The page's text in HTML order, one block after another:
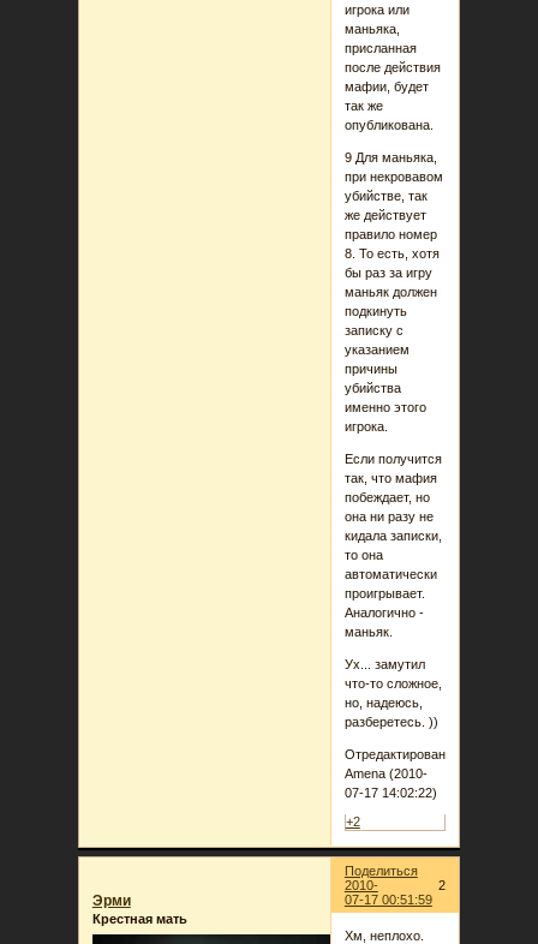
игрока или
маньяка,
присланная
после действия
мафии, будет
так же
опубликована.
9 Для маньяка,
при некровавом
убийстве, так
же действует
правило номер
8. То есть, хотя
бы раз за игру
маньяк должен
подкинуть
записку с
указанием
причины
убийства
именно этого
игрока.
Если получится
так, что мафия
побеждает, но
она ни разу не
кидала записки,
то она
автоматически
проигрывает.
Аналогично -
маньяк.
Ух... замутил
что-то сложное,
но, надеюсь,
разберетесь. ))
Отредактировано
Amena (2010-
07-17 14:02:22)
+2
Поделиться
2
2010-
07-17 00:51:59
Эрми
Крестная мать
Хм, неплохо.